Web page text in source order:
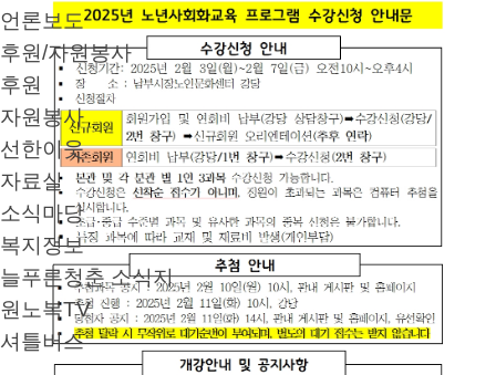
언론보도
후원/자원봉사
후원
자원봉사
선한이웃
자료실
소식마당
복지정보
늘푸른청춘 소식지
원노복TV
셔틀버스